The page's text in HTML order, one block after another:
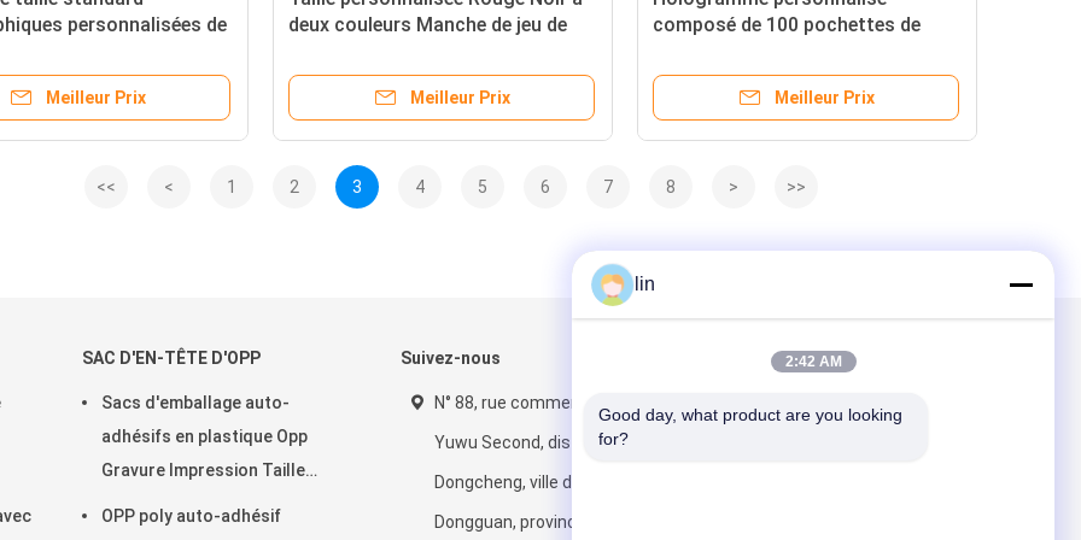
personnalisées de
Meilleur Prix
deux couleurs Manche de jeu de
TCG Logo personnalisé Et type de
Meilleur Prix
composé de 100 pochettes de
tirage des cartes de jeu
Meilleur Prix
<< < 1 2 3 4 5 6 7 8 > >>
SAC D'EN-TÊTE D'OPP
Sacs d'emballage auto-
adhésifs en plastique Opp
Gravure Impression Taille
OPP poly auto-adhésif
Suivez-nous
N° 88, rue commerciale
Yuwu Second, district de
Dongcheng, ville de
Dongguan, province du
Mail nous
lin
2:42 AM
Good day, what product are you looking
for?